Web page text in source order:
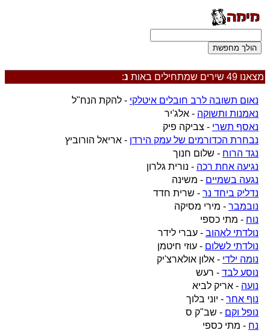
מצאנו 49 שירים שמתחילים באות נ:
נאום תשובה לרב חובלים איטלקי - להקת הנח"ל
נאמנות ותשוקה - אלג'יר
נאסף תשרי - צביקה פיק
נבחרת הכדורמים של עמק הירדן - אריאל הורוביץ
נגד הרוח - שלום חנוך
נגיעה אחת רכה - נורית גלרון
נגעה בשמיים - משינה
נדליק ביחד נר - שרית חדד
נובמבר - מירי מסיקה
נוח - מתי כספי
נולדתי לאהוב - עברי לידר
נולדתי לשלום - עוזי חיטמן
נומה ילדי - אלון אולארצ'יק
נוסע לבד - רעש
נועה - אריק לביא
נוף אחר - יוני בלוך
נופל וקם - שב"ק ס
נח - מתי כספי